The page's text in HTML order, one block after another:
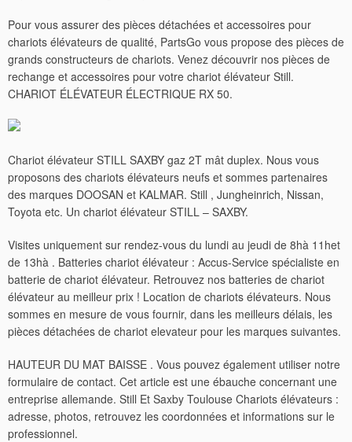
Pour vous assurer des pièces détachées et accessoires pour
chariots élévateurs de qualité, PartsGo vous propose des pièces de
grands constructeurs de chariots. Venez découvrir nos pièces de
rechange et accessoires pour votre chariot élévateur Still.
CHARIOT ÉLÉVATEUR ÉLECTRIQUE RX 50.
Chariot élévateur STILL SAXBY gaz 2T mât duplex. Nous vous
proposons des chariots élévateurs neufs et sommes partenaires
des marques DOOSAN et KALMAR. Still , Jungheinrich, Nissan,
Toyota etc. Un chariot élévateur STILL – SAXBY.
Visites uniquement sur rendez-vous du lundi au jeudi de 8hà 11het
de 13hà . Batteries chariot élévateur : Accus-Service spécialiste en
batterie de chariot élévateur. Retrouvez nos batteries de chariot
élévateur au meilleur prix ! Location de chariots élévateurs. Nous
sommes en mesure de vous fournir, dans les meilleurs délais, les
pièces détachées de chariot elevateur pour les marques suivantes.
HAUTEUR DU MAT BAISSE . Vous pouvez également utiliser notre
formulaire de contact. Cet article est une ébauche concernant une
entreprise allemande. Still Et Saxby Toulouse Chariots élévateurs :
adresse, photos, retrouvez les coordonnées et informations sur le
professionnel.